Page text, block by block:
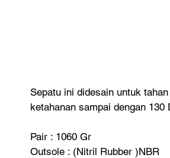
Sepatu ini didesain untuk
ketahanan sampai dengan
Pair : 1060 Gr
Outsole : (Nitril Rubber )NBR